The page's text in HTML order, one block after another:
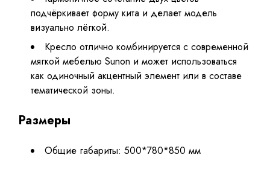
подчёркивает форму кита и делает модель
визуально лёгкой.
Кресло отлично комбинируется с современной
мягкой мебелью Sunon и может использоваться
как одиночный акцентный элемент или в составе
тематической зоны.
Размеры
Общие габариты: 500*780*850 мм